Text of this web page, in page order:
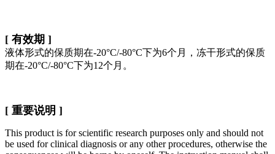
[ 有效期 ]
液体形式的保质期在-20°C/-80°C下为6个月，冻干形式的保质
期在-20°C/-80°C下为12个月。
[ 重要说明 ]
This product is for scientific research purposes only and should not
be used for clinical diagnosis or any other procedures, otherwise the